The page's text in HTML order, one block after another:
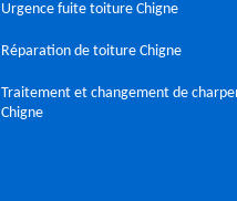
Urgence fuite toiture Chigne
Réparation de toiture Chigne
Traitement et changement de
Chigne